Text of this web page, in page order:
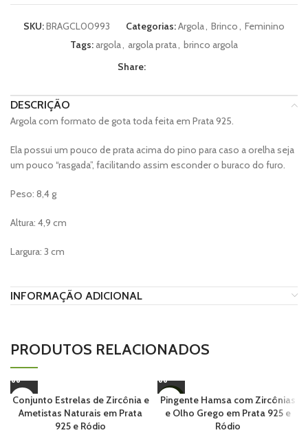
SKU:BRAGCL00993 Categorias:Argola, Brinco, Feminino
Tags: argola, argola prata, brinco argola
Share:
DESCRIÇÃO
Argola com formato de gota toda feita em Prata 925.
Ela possui um pouco de prata acima do pino para caso a orelha seja
um pouco “rasgada”, facilitando assim esconder o buraco do furo.
Peso: 8,4 g
Altura: 4,9 cm
Largura: 3 cm
INFORMAÇÃO ADICIONAL
PRODUTOS RELACIONADOS
Conjunto Estrelas de Zircônia e
Ametistas Naturais em Prata
925 e Ródio
-26%
Pingente Hamsa com Zircônias
e Olho Grego em Prata 925 e
Ródio